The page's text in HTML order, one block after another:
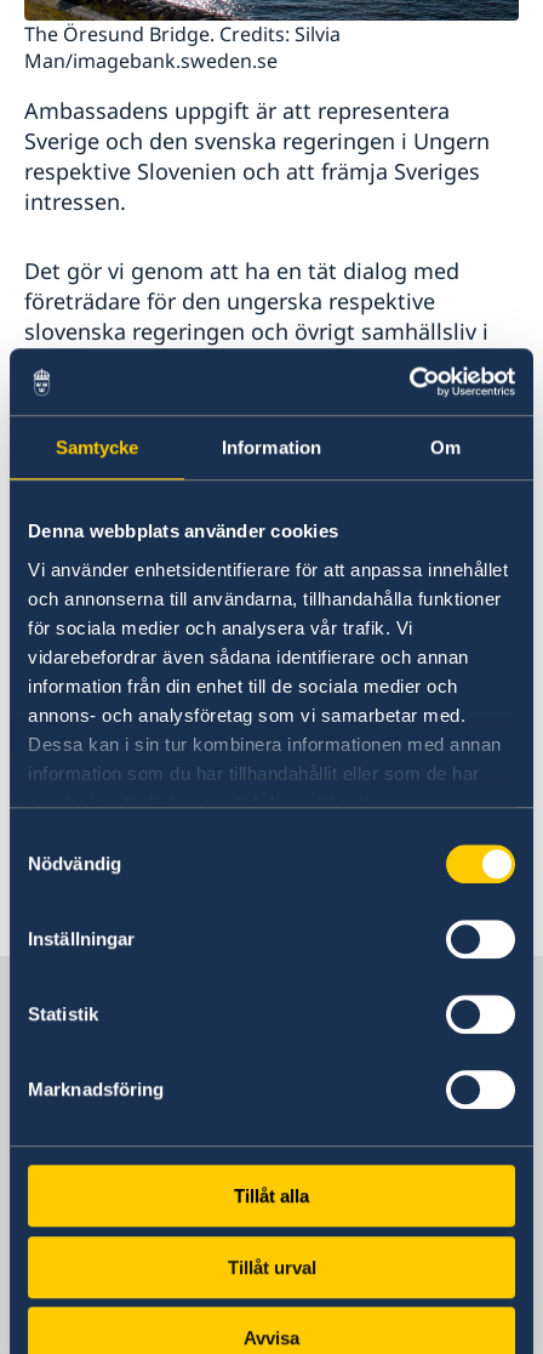
Samtycke Information Om
Denna webbplats använder cookies
Vi använder enhetsidentifierare för att anpassa innehållet
och annonserna till användarna, tillhandahålla funktioner
för sociala medier och analysera vår trafik. Vi
vidarebefordrar även sådana identifierare och annan
information från din enhet till de sociala medier och
annons- och analysföretag som vi samarbetar med.
Dessa kan i sin tur kombinera informationen med annan
information som du har tillhandahållit eller som de har
samlat in när du har använt deras tjänster.
Nödvändig
Inställningar
Statistik
Marknadsföring
Tillåt alla
Tillåt urval
Avvisa
The Öresund Bridge. Credits: Silvia
Man/imagebank.sweden.se
Ambassadens uppgift är att representera
Sverige och den svenska regeringen i Ungern
respektive Slovenien och att främja Sveriges
intressen.
Det gör vi genom att ha en tät dialog med
företrädare för den ungerska respektive
slovenska regeringen och övrigt samhällsliv i
de båda länderna, inklusive företag, kultur- och
mediasektorn och ett stort antal civila
samhällsorganisationer, i frågor av relevans för
såväl den bilaterala relationen som av
betydelse för regionen, EU och globalt.
Sverigeinriktning i Ungern respektive
Slovenien, inklusive svensk-ungerska
handelskammaren och svensk-slovenska
föreningen.
Ambassadör Diana Madunic är chef på
ambassaden sedan den 30 augusti 2023.
Sveriges ambassad
Sveriges ambassad
Vizíváros Office Center
Byggnad B, plan 4
Ungern